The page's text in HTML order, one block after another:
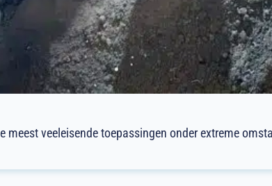
meest veeleisende toepassingen onder extreme